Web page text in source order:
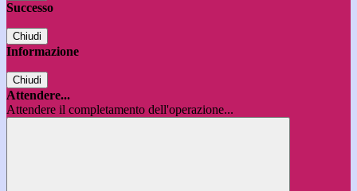
Successo
Chiudi
Informazione
Chiudi
Attendere...
Attendere il completamento dell'operazione...